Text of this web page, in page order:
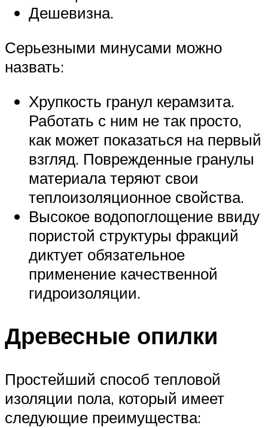
Дешевизна.
Серьезными минусами можно
назвать:
Хрупкость гранул керамзита.
Работать с ним не так просто,
как может показаться на первый
взгляд. Поврежденные гранулы
материала теряют свои
теплоизоляционное свойства.
Высокое водопоглощение ввиду
пористой структуры фракций
диктует обязательное
применение качественной
гидроизоляции.
Древесные опилки
Простейший способ тепловой
изоляции пола, который имеет
следующие преимущества: